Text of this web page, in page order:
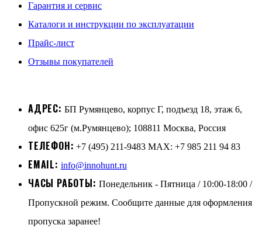
Гарантия и сервис
Каталоги и инструкции по эксплуатации
Прайс-лист
Отзывы покупателей
АДРЕС: БП Румянцево, корпус Г, подъезд 18, этаж 6,
офис 625г (м.Румянцево); 108811 Москва, Россия
ТЕЛЕФОН: +7 (495) 211-9483 MAX: +7 985 211 94 83
EMAIL: info@innohunt.ru
ЧАСЫ РАБОТЫ: Понедельник - Пятница / 10:00-18:00 /
Пропускной режим. Сообщите данные для оформления
пропуска заранее!